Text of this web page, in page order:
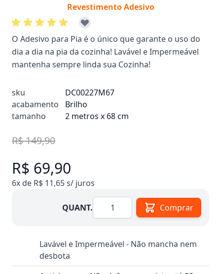
Revestimento Adesivo
O Adesivo para Pia é o único que garante o uso do
dia a dia na pia da cozinha! Lavável e Impermeável
mantenha sempre linda sua Cozinha!
sku
DC00227M67
acabamento
Brilho
tamanho
2 metros x 68 cm
R$ 149,90
R$ 69,90
6x de R$ 11,65 s/ juros
QUANT.Quantidade Comprar
Lavável e Impermeável - Não mancha nem
desbota